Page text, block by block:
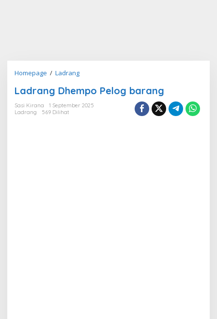
Homepage / LadrangLadrang
Pelog
barang
Ladrang Dhempo Pelog barang
Sasi Kirana
1 September 2025
Ladrang
569 Dilihat